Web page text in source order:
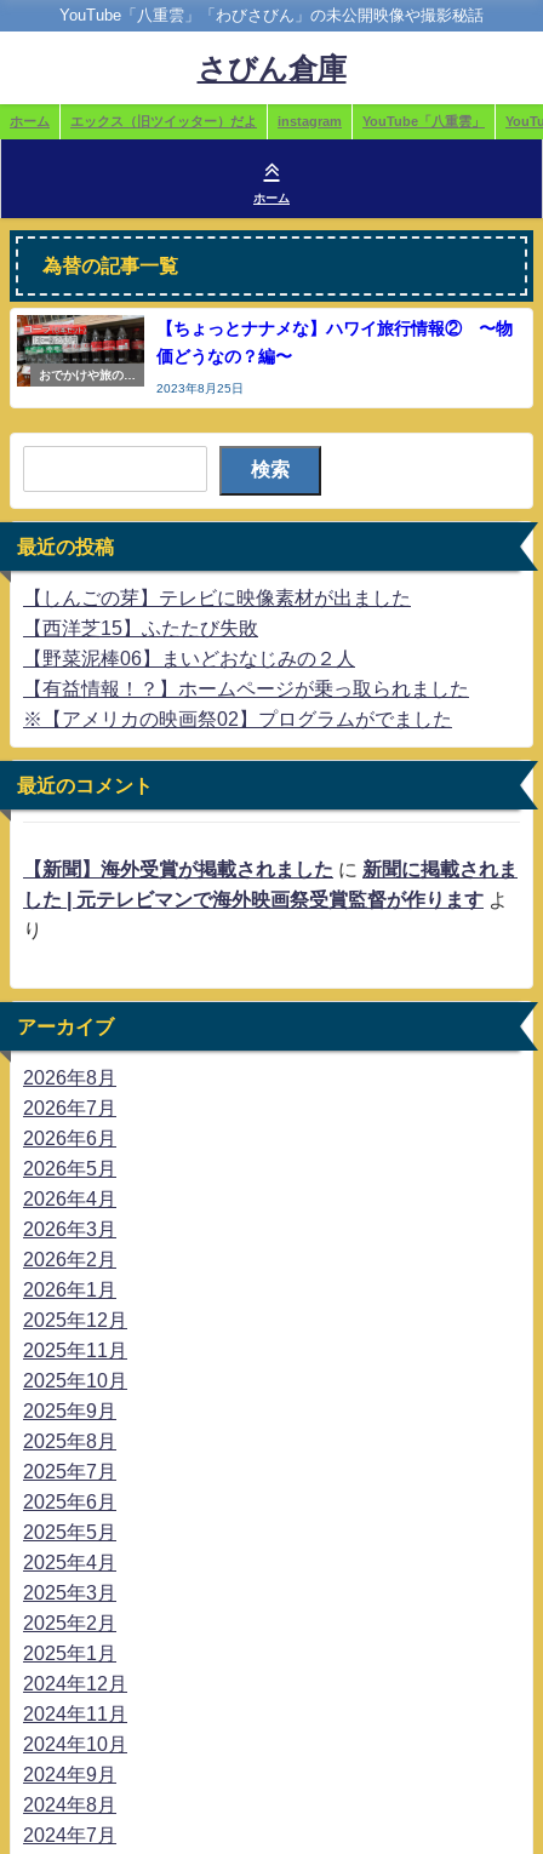
YouTube「八重雲」「わびさびん」の未公開映像や撮影秘話
さびん倉庫
ホーム エックス（旧ツイッター）だよ instagram YouTube「八重雲」
ホーム
為替の記事一覧
おでかけや旅の参
【ちょっとナナメな】ハワイ旅行情報② 〜物
価どうなの？編〜
2023年8月25日
検索
最近の投稿
【しんごの芽】テレビに映像素材が出ました
【西洋芝15】ふたたび失敗
【野菜泥棒06】まいどおなじみの２人
【有益情報！？】ホームページが乗っ取られました
※【アメリカの映画祭02】プログラムがでました
最近のコメント
【新聞】海外受賞が掲載されました に 新聞に掲載されま
した | 元テレビマンで海外映画祭受賞監督が作ります よ
り
アーカイブ
2026年8月
2026年7月
2026年6月
2026年5月
2026年4月
2026年3月
2026年2月
2026年1月
2025年12月
2025年11月
2025年10月
2025年9月
2025年8月
2025年7月
2025年6月
2025年5月
2025年4月
2025年3月
2025年2月
2025年1月
2024年12月
2024年11月
2024年10月
2024年9月
2024年8月
2024年7月